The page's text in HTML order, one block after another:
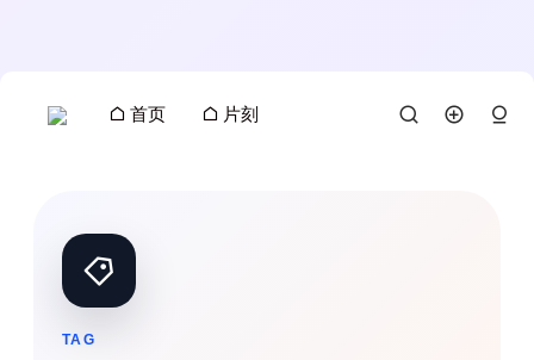
首页 片刻
TAG